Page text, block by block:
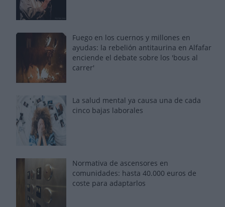
Fuego en los cuernos y millones en
ayudas: la rebelión antitaurina en Alfafar
enciende el debate sobre los 'bous al
carrer'
La salud mental ya causa una de cada
cinco bajas laborales
Normativa de ascensores en
comunidades: hasta 40.000 euros de
coste para adaptarlos